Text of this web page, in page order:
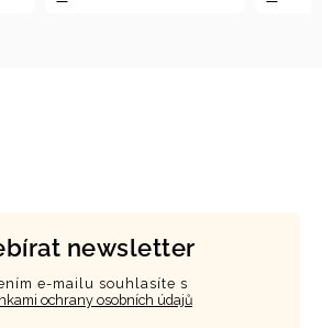
newsletter
e-mailu souhlasíte s
ochrany osobních údajů